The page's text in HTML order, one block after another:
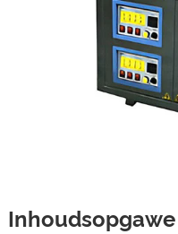
Inhoudsopgawe